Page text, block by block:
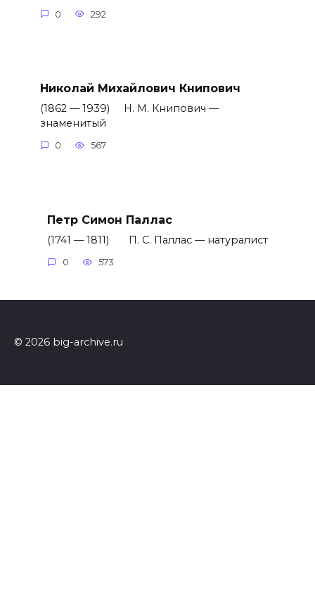
0 292
Николай Михайлович Книпович
(1862 — 1939) Н. М. Книпович —
знаменитый
0 567
Петр Симон Паллас
(1741 — 1811) П. С. Паллас — натуралист
0 573
© 2026 big-archive.ru